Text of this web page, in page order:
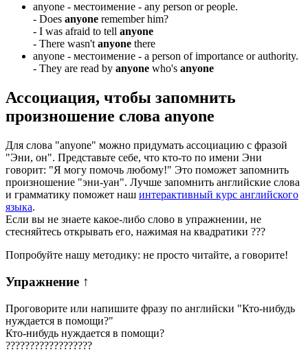
anyone - местоимение - any person or people.
- Does anyone remember him?
- I was afraid to tell anyone
- There wasn'tanyone there
anyone - местоимение - a person of importance or authority.
- They are read by anyone who's anyone
Ассоциация, чтобы запомнить
произношение слова anyone
Для слова "anyone" можно придумать ассоциацию с фразой
"Эни, он". Представьте себе, что кто-то по имени Эни
говорит: "Я могу помочь любому!" Это поможет запомнить
произношение "эни-уан". Лучше запомнить английские слова
и грамматику поможет наш интерактивный курс английского
языка.
Если вы не знаете какое-либо слово в упражнении, не
стесняйтесь открывать его, нажимая на квадратики ???
Попробуйте нашу методику: не просто читайте, а говорите!
Упражнение ↑
Проговорите или напишите фразу по английски "Кто-нибудь
нуждается в помощи?"
Кто-нибудь нуждается в помощи?
??????????????????